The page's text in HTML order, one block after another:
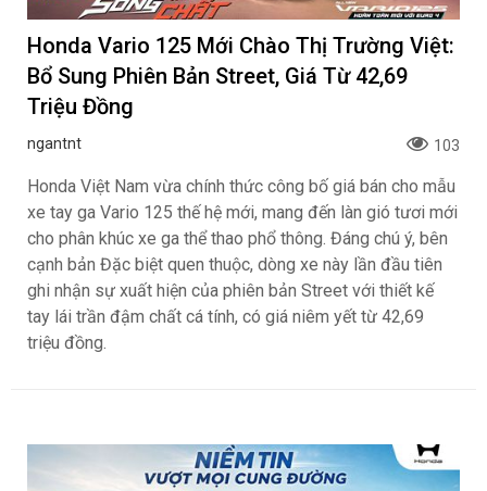
Honda Vario 125 Mới Chào Thị Trường Việt:
Bổ Sung Phiên Bản Street, Giá Từ 42,69
Triệu Đồng
ngantnt 103
Honda Việt Nam vừa chính thức công bố giá bán cho mẫu
xe tay ga Vario 125 thế hệ mới, mang đến làn gió tươi mới
cho phân khúc xe ga thể thao phổ thông. Đáng chú ý, bên
cạnh bản Đặc biệt quen thuộc, dòng xe này lần đầu tiên
ghi nhận sự xuất hiện của phiên bản Street với thiết kế
tay lái trần đậm chất cá tính, có giá niêm yết từ 42,69
triệu đồng.